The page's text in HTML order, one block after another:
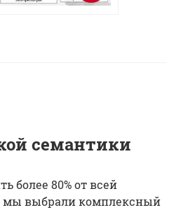
семантики
более 80% от всей
мы выбрали комплексный